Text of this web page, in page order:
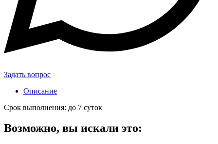
Задать вопрос
Описание
Срок выполнения: до 7 суток
Возможно, вы искали это: